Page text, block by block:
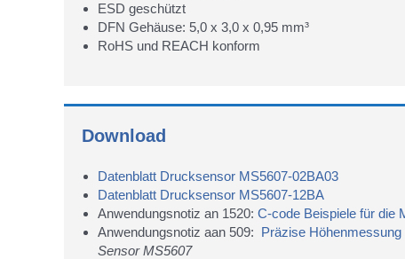
ESD geschützt
DFN Gehäuse: 5,0 x 3,0 x 0,95 mm³
RoHS und REACH konform
Download
Datenblatt Drucksensor MS5607-02BA03
Datenblatt Drucksensor MS5607-12BA
Anwendungsnotiz an 1520: C-code Beispiele für die
Anwendungsnotiz aan 509: Präzise
Sensor MS5607